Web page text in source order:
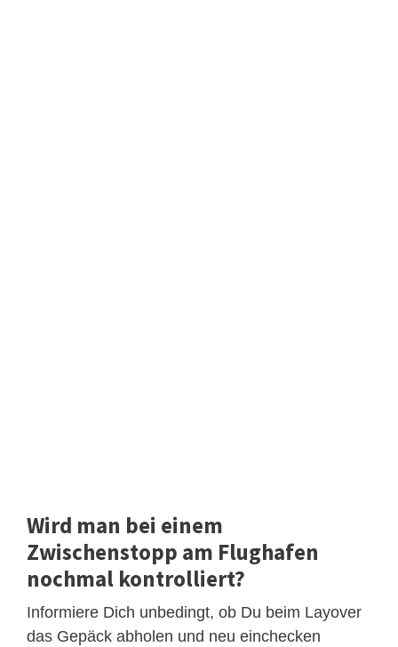
Wird man bei einem
Zwischenstopp am Flughafen
nochmal kontrolliert?
Informiere Dich unbedingt, ob Du beim Layover
das Gepäck abholen und neu einchecken